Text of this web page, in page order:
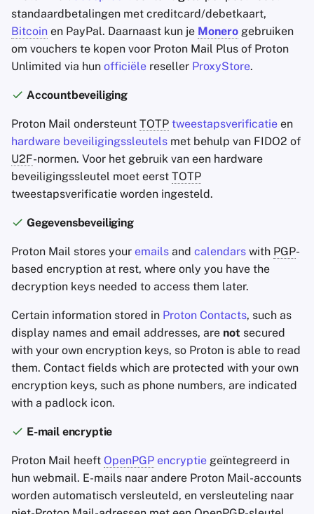
standaardbetalingen met creditcard/debetkaart,
Bitcoin en PayPal. Daarnaast kun je Monero gebruiken
om vouchers te kopen voor Proton Mail Plus of Proton
Unlimited via hun officiële reseller ProxyStore.
Accountbeveiliging
Proton Mail ondersteunt TOTP tweestapsverificatie en
hardware beveiligingssleutels met behulp van FIDO2 of
U2F-normen. Voor het gebruik van een hardware
beveiligingssleutel moet eerst TOTP
tweestapsverificatie worden ingesteld.
Gegevensbeveiliging
Proton Mail stores your emails and calendars with PGP-
based encryption at rest, where only you have the
decryption keys needed to access them later.
Certain information stored in Proton Contacts, such as
display names and email addresses, are not secured
with your own encryption keys, so Proton is able to read
them. Contact fields which are protected with your own
encryption keys, such as phone numbers, are indicated
with a padlock icon.
E-mail encryptie
Proton Mail heeft OpenPGP encryptie geïntegreerd in
hun webmail. E-mails naar andere Proton Mail-accounts
worden automatisch versleuteld, en versleuteling naar